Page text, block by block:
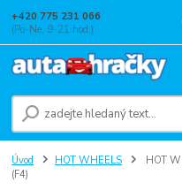
+420 775 231 066
(Po-Ne, 9-21 hod.)
Úvod HOT WHEELS
HOT
(F4)